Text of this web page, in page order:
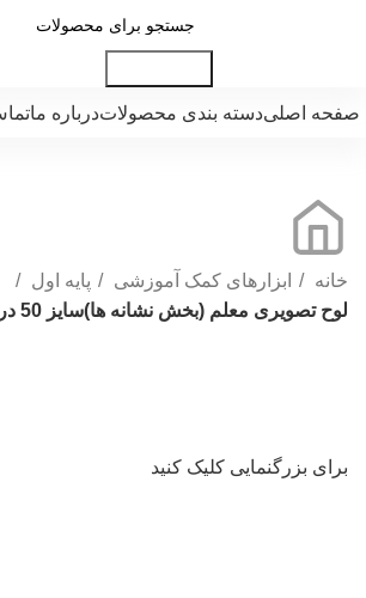
صفحه اصلیدسته بندی محصولاتدرباره ما
خانه ابزارهای کمک آموزشی
پایه اول
لوح تصويری معلم (بخش نشانه ها)سایز 50 در 70 (سیمی )
برای بزرگنمایی کلیک کنید